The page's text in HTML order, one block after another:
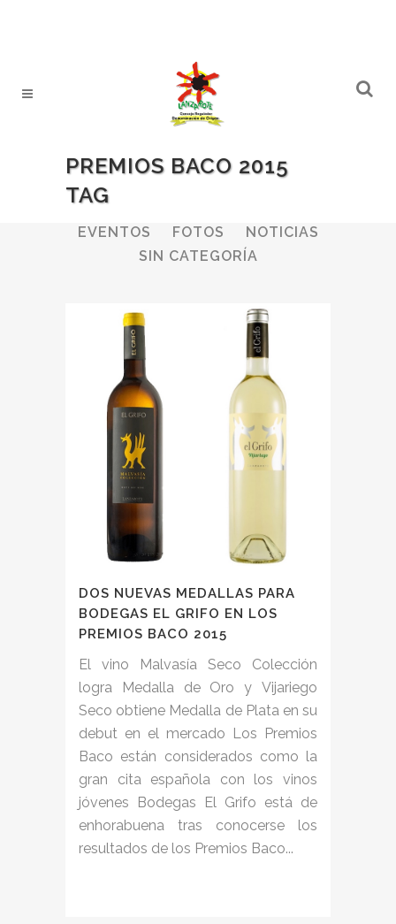
PREMIOS BACO 2015
TAG
ALL
EVENTOS
FOTOS
NOTICIAS
SIN CATEGORÍA
DOS NUEVAS MEDALLAS PARA
BODEGAS EL GRIFO EN LOS
PREMIOS BACO 2015
El vino Malvasía Seco Colección
logra Medalla de Oro y Vijariego
Seco obtiene Medalla de Plata en su
debut en el mercado Los Premios
Baco están considerados como la
gran cita española con los vinos
jóvenes Bodegas El Grifo está de
enhorabuena tras conocerse los
resultados de los Premios Baco...